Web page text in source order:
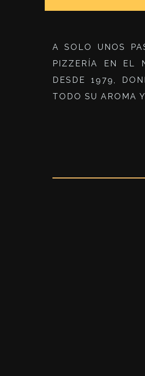
A SOLO UNOS
PIZZERÍA EN EL
DESDE 1979,
TODO SU AROMA